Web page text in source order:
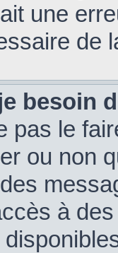
une
de
besoin
pas le
ou non
à